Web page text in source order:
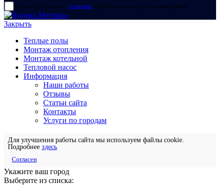
прочитал и согласен с условиями обработки своих персональных данных
Закрыть
Теплые полы
Монтаж отопления
Монтаж котельной
Тепловой насос
Информация
Наши работы
Отзывы
Статьи сайта
Контакты
Услуги по городам
Для улучшения работы сайта мы используем файлы cookie.
Подробнее здесь
Согласен
Укажите ваш город
Выберите из списка: